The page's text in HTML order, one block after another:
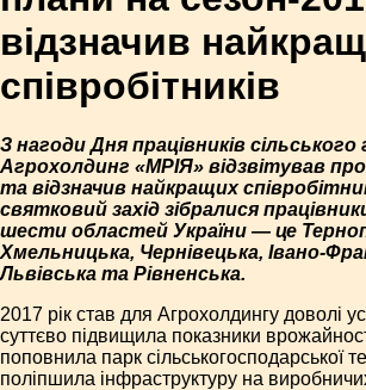
відзначив
співробітників
З нагоди Дня працівників
Агрохолдинг «МРІЯ» відзвітував
та відзначив найкращих
святковий захід зібралися
шести областей України — це
Хмельницька, Чернівецька, Івано-
Львівська та Рівненська.
2017 рік став для Агрохолдингу доволі
суттєво підвищила показники
поповнила парк сільськогосподарської
поліпшила інфраструктуру на